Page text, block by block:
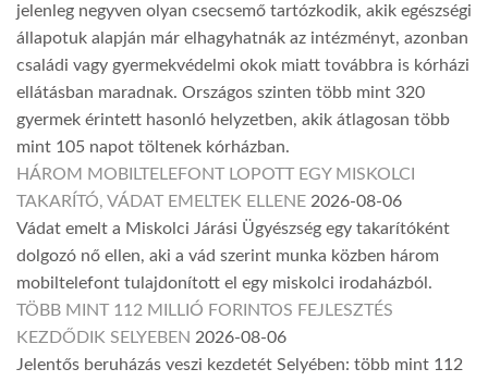
jelenleg negyven olyan csecsemő tartózkodik, akik egészségi
állapotuk alapján már elhagyhatnák az intézményt, azonban
családi vagy gyermekvédelmi okok miatt továbbra is kórházi
ellátásban maradnak. Országos szinten több mint 320
gyermek érintett hasonló helyzetben, akik átlagosan több
mint 105 napot töltenek kórházban.
HÁROM MOBILTELEFONT LOPOTT EGY MISKOLCI
TAKARÍTÓ, VÁDAT EMELTEK ELLENE 2026-08-06
Vádat emelt a Miskolci Járási Ügyészség egy takarítóként
dolgozó nő ellen, aki a vád szerint munka közben három
mobiltelefont tulajdonított el egy miskolci irodaházból.
TÖBB MINT 112 MILLIÓ FORINTOS FEJLESZTÉS
KEZDŐDIK SELYEBEN 2026-08-06
Jelentős beruházás veszi kezdetét Selyében: több mint 112